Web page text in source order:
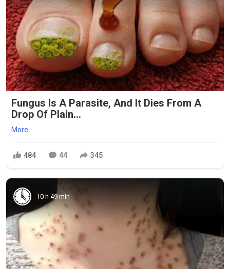
Fungus Is A Parasite, And It Dies From A
Drop Of Plain...
More
484 44 345
10 h 49 min